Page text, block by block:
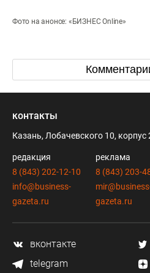
Фото на анонсе: «БИЗНЕС Online»
контакты
Казань, Лобачевского 10, корпус
редакция
8 (843) 202-12-10
info@business-
gazeta.ru
реклама
8 (843) 203-
gazeta.ru
вконтакте
telegram